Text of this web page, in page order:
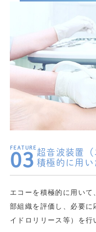
03 超音波装置（
積極的に用
エコーを積極的に用い
部組織を評価し、必要に
イドロリリース等）を行